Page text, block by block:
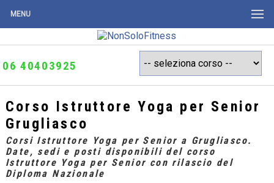
06 40403925
Corso Istruttore Yoga per Senior
Grugliasco
Corsi Istruttore Yoga per Senior a Grugliasco.
Date, sedi e posti disponibili del corso
Istruttore Yoga per Senior con rilascio del
Diploma Nazionale
MENU